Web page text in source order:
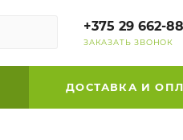
+375 29 662-
ЗАКАЗАТЬ ЗВОНОК
ДОСТАВКА И